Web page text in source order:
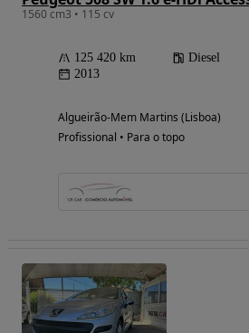
1560 cm3 • 115 cv
125 420 km Diesel
2013
Algueirão-Mem Martins (Lisboa)
Profissional • Para o topo